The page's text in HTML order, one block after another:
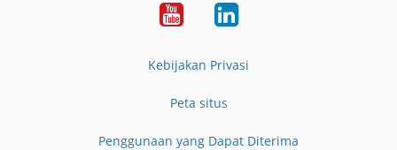
YouTubeLinkedIn
Kebijakan Privasi
Peta situs
Penggunaan yang Dapat Diterima